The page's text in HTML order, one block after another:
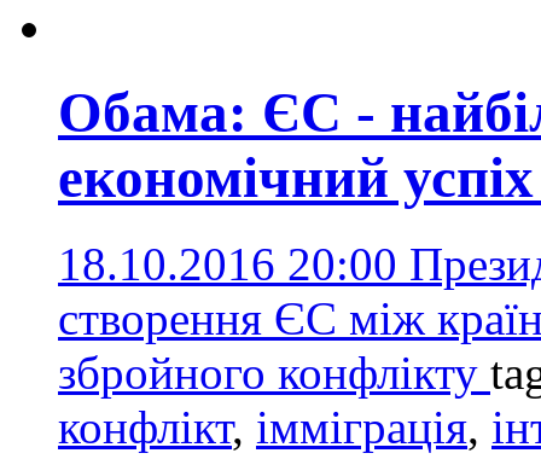
Обама: ЄС -
економічний
18.10.2016 20:00
створення ЄС між
збройного конфлікту
конфлікт, імміграція,